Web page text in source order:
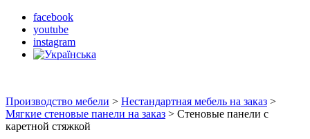
facebook
youtube
instagram
Производство мебели > Нестандартная мебель на заказ >
Мягкие стеновые панели на заказ > Стеновые панели с
каретной стяжкой